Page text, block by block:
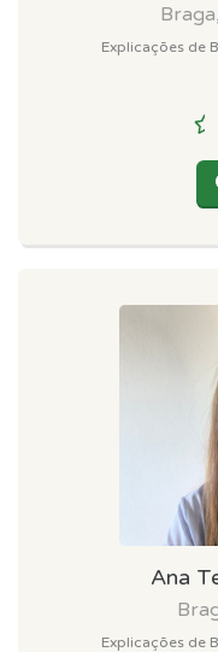
Explicações de
Ana
Explicações de